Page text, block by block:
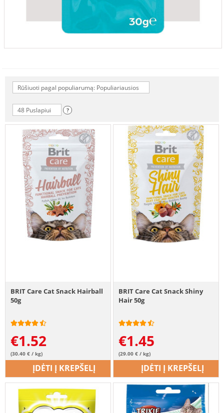
Rūšiuoti pagal populiarumą: Populiariausios
48 Puslapiui ?
BRIT Care Cat Snack Hairball
50g
€1.52
(30.40 € / kg)
ĮDĖTI Į KREPŠELĮ
BRIT Care Cat Snack Shiny
Hair 50g
€1.45
(29.00 € / kg)
ĮDĖTI Į KREPŠELĮ